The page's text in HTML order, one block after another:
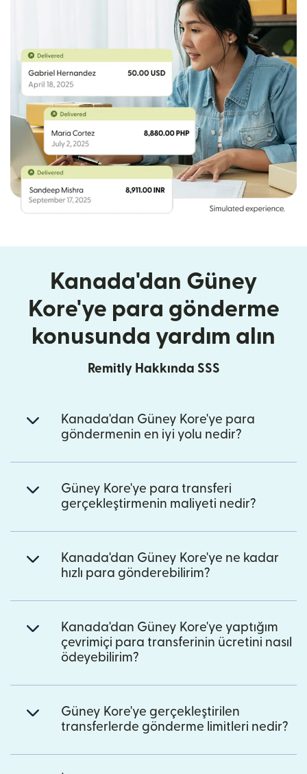
Kanada'dan Güney
Kore'ye para gönderme
konusunda yardım alın
Remitly Hakkında SSS
Kanada'dan Güney Kore'ye para
göndermenin en iyi yolu nedir?
Güney Kore'ye para transferi
gerçekleştirmenin maliyeti nedir?
Kanada'dan Güney Kore'ye ne kadar
hızlı para gönderebilirim?
Kanada'dan Güney Kore'ye yaptığım
çevrimiçi para transferinin ücretini nasıl
ödeyebilirim?
Güney Kore'ye gerçekleştirilen
transferlerde gönderme limitleri nedir?